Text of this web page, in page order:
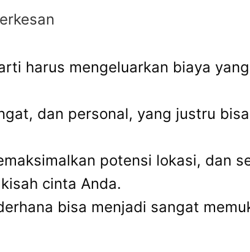
harus mengeluarkan biaya
dan personal, yang justru
potensi lokasi, dan
cinta Anda.
bisa menjadi sangat